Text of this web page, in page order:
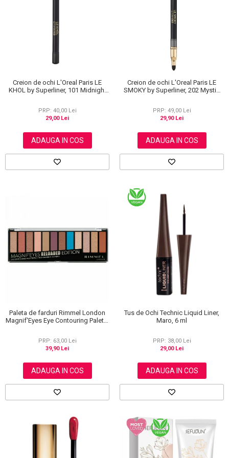
Creion de ochi L'Oreal Paris LE
KHOL by Superliner, 101 Midnight
PRP: 40,00 Lei
29,00 Lei
ADAUGA IN COS
Creion de ochi L'Oreal Paris LE
SMOKY by Superliner, 202 Mystic
PRP: 49,00 Lei
29,90 Lei
ADAUGA IN COS
Paleta de farduri Rimmel London
Magnif'Eyes Eye Contouring Palette
PRP: 63,00 Lei
39,90 Lei
ADAUGA IN COS
Tus de Ochi Technic Liquid Liner,
Maro, 6 ml
PRP: 38,00 Lei
29,00 Lei
ADAUGA IN COS